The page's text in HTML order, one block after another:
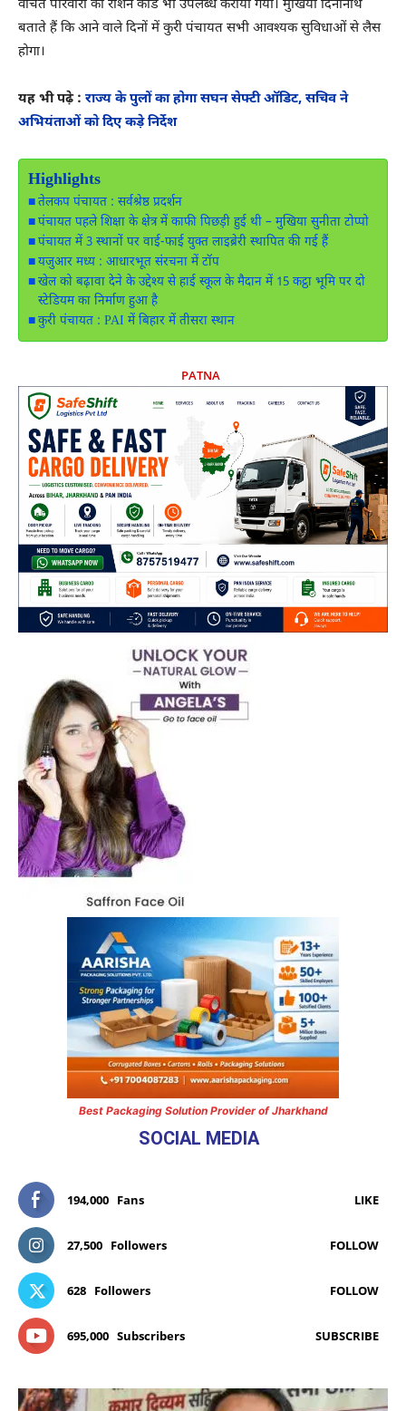
वंचित परिवारों को राशन कार्ड भी उपलब्ध कराया गया। मुखिया दिनानाथ
बताते हैं कि आने वाले दिनों में कुरी पंचायत सभी आवश्यक सुविधाओं से लैस
होगा।
यह भी पढ़े : राज्य के पुलों का होगा सघन सेफ्टी ऑडिट, सचिव ने
अभियंताओं को दिए कड़े निर्देश
Highlights
तेलकप पंचायत : सर्वश्रेष्ठ प्रदर्शन
पंचायत पहले शिक्षा के क्षेत्र में काफी पिछड़ी हुई थी – मुखिया सुनीता टोप्पो
पंचायत में 3 स्थानों पर वाई-फाई युक्त लाइब्रेरी स्थापित की गई हैं
यजुआर मध्य : आधारभूत संरचना में टॉप
खेल को बढ़ावा देने के उद्देश्य से हाई स्कूल के मैदान में 15 कट्ठा भूमि पर दो
स्टेडियम का निर्माण हुआ है
कुरी पंचायत : PAI में बिहार में तीसरा स्थान
PATNA
Best Packaging Solution Provider of Jharkhand
SOCIAL MEDIA
194,000 Fans LIKE
27,500 Followers FOLLOW
628 Followers FOLLOW
695,000 Subscribers SUBSCRIBE